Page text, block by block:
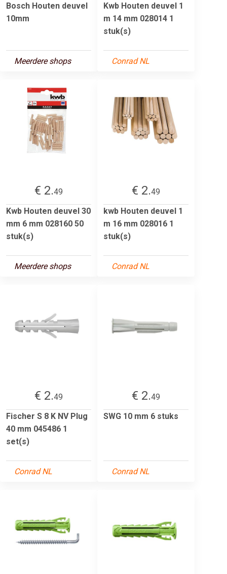
Bosch Houten deuvel
10mm
Meerdere shops
Kwb Houten deuvel 1
m 14 mm 028014 1
stuk(s)
Conrad NL
€ 2.49
Kwb Houten deuvel 30
mm 6 mm 028160 50
stuk(s)
Meerdere shops
€ 2.49
kwb Houten deuvel 1
m 16 mm 028016 1
stuk(s)
Conrad NL
€ 2.49
Fischer S 8 K NV Plug
40 mm 045486 1
set(s)
Conrad NL
€ 2.49
SWG 10 mm 6 stuks
Conrad NL